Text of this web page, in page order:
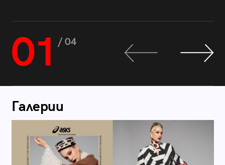
01 / 04
Галерии